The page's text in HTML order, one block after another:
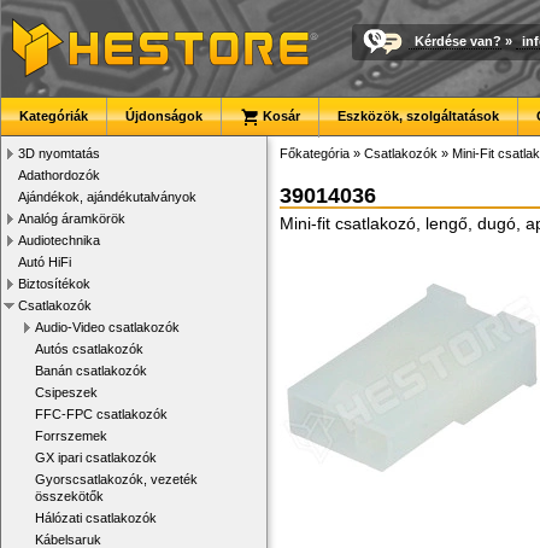
Kérdése van? »
Kategóriák Újdonságok Kosár Eszközök, szolgáltatások
3D nyomtatás
Adathordozók
Ajándékok, ajándékutalványok
Analóg áramkörök
Audiotechnika
Autó HiFi
Biztosítékok
Csatlakozók
Audio-Video csatlakozók
Autós csatlakozók
Banán csatlakozók
Csipeszek
FFC-FPC csatlakozók
Forrszemek
GX ipari csatlakozók
Gyorscsatlakozók, vezeték
összekötők
Hálózati csatlakozók
Kábelsaruk
Főkategória » Csatlakozók » Mini-Fit
39014036
Mini-fit csatlakozó, lengő, dugó,